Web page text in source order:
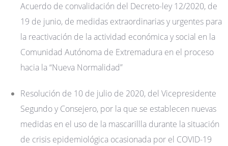
Acuerdo de convalidación del Decreto-ley 12/2020, de
19 de junio, de medidas extraordinarias y urgentes para
la reactivación de la actividad económica y social en la
Comunidad Autónoma de Extremadura en el proceso
hacia la “Nueva Normalidad”
Resolución de 10 de julio de 2020, del Vicepresidente
Segundo y Consejero, por la que se establecen nuevas
medidas en el uso de la mascarillla durante la situación
de crisis epidemiológica ocasionada por el COVID-19